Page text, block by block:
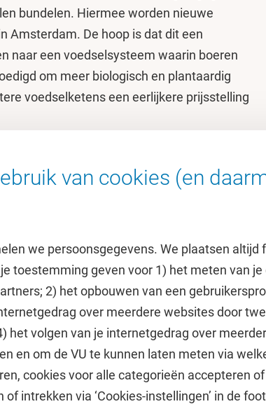
bundelen. Hiermee worden nieuwe
Amsterdam. De hoop is dat dit een
naar een voedselsysteem waarin boeren
om meer biologisch en plantaardig
voedselketens een eerlijkere prijsstelling
in het convenant .
van cookies (en
we persoonsgegevens. We plaatsen
toestemming geven voor 1) het meten van
2) het opbouwen van een
over meerdere websites door
het volgen van je internetgedrag over
en om de VU te kunnen laten meten via
cookies voor alle categorieën accepteren
intrekken via ‘Cookies-instellingen’ in de
Uitgelicht
Doneer aan het
VU Magazine